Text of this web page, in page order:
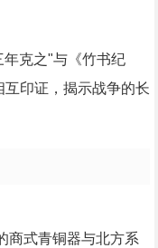
年克之"与《竹书纪
印证，揭示战争的长
商式青铜器与北方系